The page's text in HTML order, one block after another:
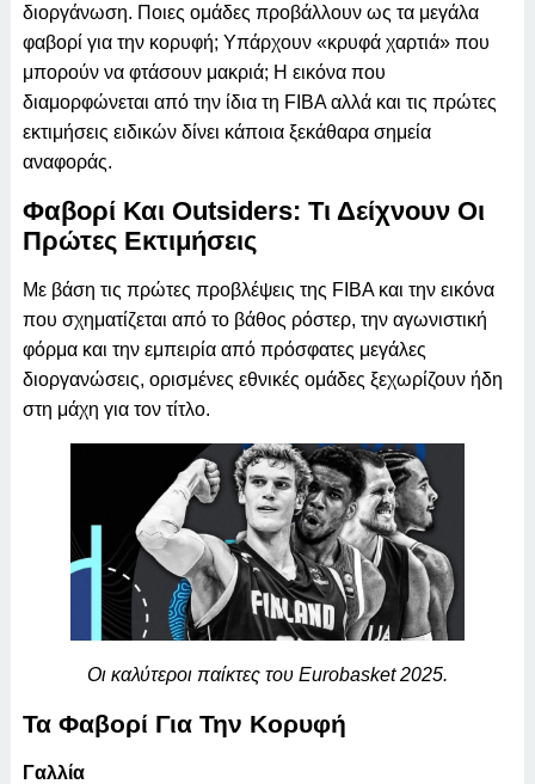
διοργάνωση. Ποιες ομάδες προβάλλουν ως τα μεγάλα
φαβορί για την κορυφή; Υπάρχουν «κρυφά χαρτιά» που
μπορούν να φτάσουν μακριά; Η εικόνα που
διαμορφώνεται από την ίδια τη FIBA αλλά και τις πρώτες
εκτιμήσεις ειδικών δίνει κάποια ξεκάθαρα σημεία
αναφοράς.
Φαβορί Και Outsiders: Τι Δείχνουν Οι
Πρώτες Εκτιμήσεις
Με βάση τις πρώτες προβλέψεις της FIBA και την εικόνα
που σχηματίζεται από το βάθος ρόστερ, την αγωνιστική
φόρμα και την εμπειρία από πρόσφατες μεγάλες
διοργανώσεις, ορισμένες εθνικές ομάδες ξεχωρίζουν ήδη
στη μάχη για τον τίτλο.
Οι καλύτεροι παίκτες του Eurobasket 2025.
Τα Φαβορί Για Την Κορυφή
Γαλλία